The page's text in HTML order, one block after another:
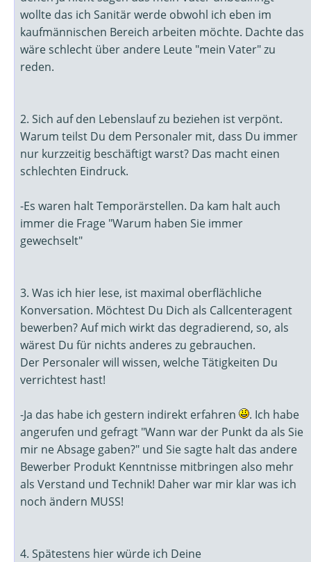
wollte das ich Sanitär werde obwohl ich eben im
kaufmännischen Bereich arbeiten möchte. Dachte das
wäre schlecht über andere Leute "mein Vater" zu
reden.
2. Sich auf den Lebenslauf zu beziehen ist verpönt.
Warum teilst Du dem Personaler mit, dass Du immer
nur kurzzeitig beschäftigt warst? Das macht einen
schlechten Eindruck.
-Es waren halt Temporärstellen. Da kam halt auch
immer die Frage "Warum haben Sie immer
gewechselt"
3. Was ich hier lese, ist maximal oberflächliche
Konversation. Möchtest Du Dich als Call­cen­ter­agent
bewerben? Auf mich wirkt das degradierend, so, als
wärest Du für nichts anderes zu gebrauchen.
Der Personaler will wissen, welche Tätigkeiten Du
verrichtest hast!
-Ja das habe ich gestern indirekt erfahren
. Ich habe
angerufen und gefragt "Wann war der Punkt da als Sie
mir ne Absage gaben?" und Sie sagte halt das andere
Bewerber Produkt Kenntnisse mitbringen also mehr
als Verstand und Technik! Daher war mir klar was ich
noch ändern MUSS!
4. Spätestens hier würde ich Deine